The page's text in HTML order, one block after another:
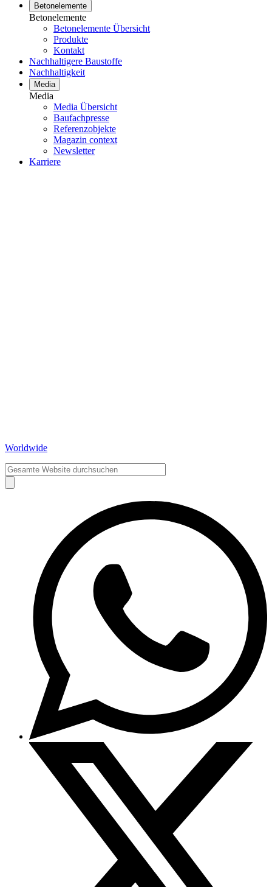
Betonelemente
Betonelemente
Betonelemente Übersicht
Produkte
Kontakt
Nachhaltigere Baustoffe
Nachhaltigkeit
Media
Media
Media Übersicht
Baufachpresse
Referenzobjekte
Magazin context
Newsletter
Karriere
Worldwide